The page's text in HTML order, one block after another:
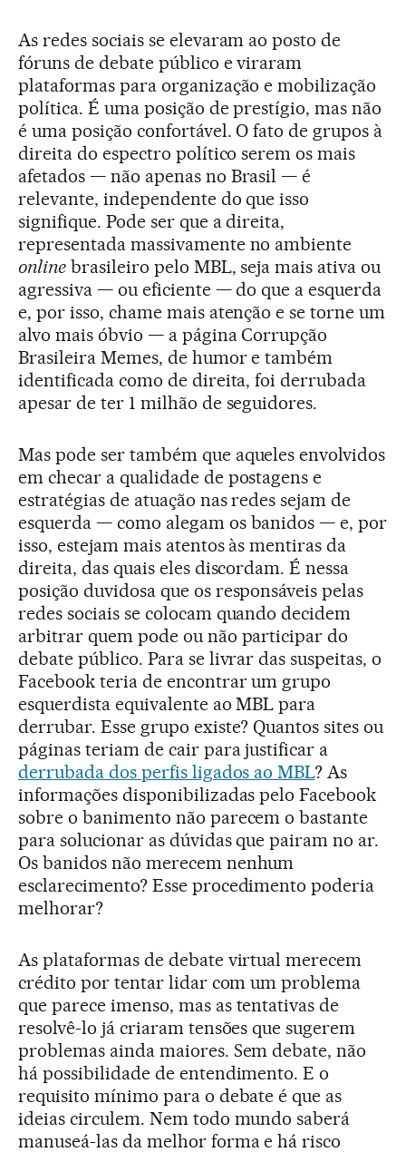
As redes sociais se elevaram ao posto de
fóruns de debate público e viraram
plataformas para organização e mobilização
política. É uma posição de prestígio, mas não
é uma posição confortável. O fato de grupos à
direita do espectro político serem os mais
afetados — não apenas no Brasil — é
relevante, independente do que isso
signifique. Pode ser que a direita,
representada massivamente no ambiente
onlinebrasileiro pelo MBL, seja mais ativa ou
agressiva — ou eficiente — do que a esquerda
e, por isso, chame mais atenção e se torne um
alvo mais óbvio — a página Corrupção
Brasileira Memes, de humor e também
identificada como de direita, foi derrubada
apesar de ter 1 milhão de seguidores.
Mas pode ser também que aqueles envolvidos
em checar a qualidade de postagens e
estratégias de atuação nas redes sejam de
esquerda — como alegam os banidos — e, por
isso, estejam mais atentos às mentiras da
direita, das quais eles discordam. É nessa
posição duvidosa que os responsáveis pelas
redes sociais se colocam quando decidem
arbitrar quem pode ou não participar do
debate público. Para se livrar das suspeitas, o
Facebook teria de encontrar um grupo
esquerdista equivalente ao MBL para
derrubar. Esse grupo existe? Quantos sites ou
páginas teriam de cair para justificar a
derrubada dos perfis ligados ao MBL? As
informações disponibilizadas pelo Facebook
sobre o banimento não parecem o bastante
para solucionar as dúvidas que pairam no ar.
Os banidos não merecem nenhum
esclarecimento? Esse procedimento poderia
melhorar?
As plataformas de debate virtual merecem
crédito por tentar lidar com um problema
que parece imenso, mas as tentativas de
resolvê-lo já criaram tensões que sugerem
problemas ainda maiores. Sem debate, não
há possibilidade de entendimento. E o
requisito mínimo para o debate é que as
ideias circulem. Nem todo mundo saberá
manuseá-las da melhor forma e há risco